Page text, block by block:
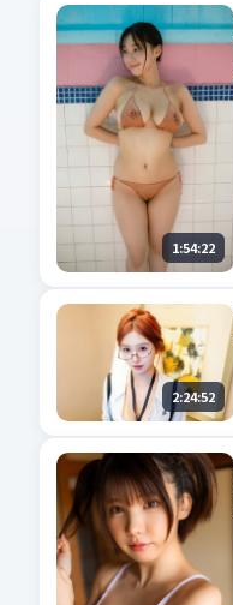
1:54:22
2:24:52